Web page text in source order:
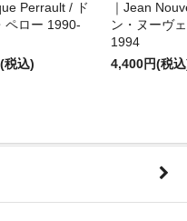
Perrault / ド
ペロー 1990-
税込)
｜Jean
ン・ヌーヴ
1994
4,400円(税